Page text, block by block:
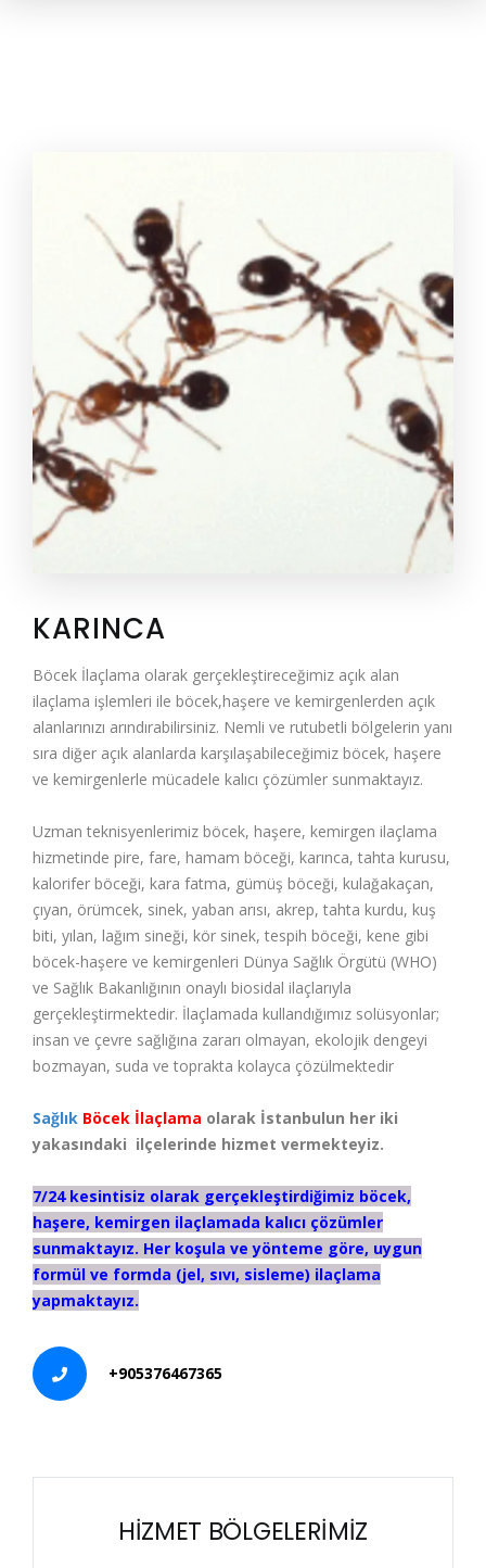
KARINCA
Böcek İlaçlama olarak gerçekleştireceğimiz açık alan
ilaçlama işlemleri ile böcek,haşere ve kemirgenlerden açık
alanlarınızı arındırabilirsiniz. Nemli ve rutubetli bölgelerin yanı
sıra diğer açık alanlarda karşılaşabileceğimiz böcek, haşere
ve kemirgenlerle mücadele kalıcı çözümler sunmaktayız.
Uzman teknisyenlerimiz böcek, haşere, kemirgen ilaçlama
hizmetinde pire, fare, hamam böceği, karınca, tahta kurusu,
kalorifer böceği, kara fatma, gümüş böceği, kulağakaçan,
çıyan, örümcek, sinek, yaban arısı, akrep, tahta kurdu, kuş
biti, yılan, lağım sineği, kör sinek, tespih böceği, kene gibi
böcek-haşere ve kemirgenleri Dünya Sağlık Örgütü (WHO)
ve Sağlık Bakanlığının onaylı biosidal ilaçlarıyla
gerçekleştirmektedir. İlaçlamada kullandığımız solüsyonlar;
insan ve çevre sağlığına zararı olmayan, ekolojik dengeyi
bozmayan, suda ve toprakta kolayca çözülmektedir
Sağlık Böcek İlaçlama olarak İstanbulun her iki
yakasındaki ilçelerinde hizmet vermekteyiz.
7/24 kesintisiz olarak gerçekleştirdiğimiz böcek,
haşere, kemirgen ilaçlamada kalıcı çözümler
sunmaktayız. Her koşula ve yönteme göre, uygun
formül ve formda (jel, sıvı, sisleme) ilaçlama
yapmaktayız.
+905376467365
HİZMET BÖLGELERİMİZ